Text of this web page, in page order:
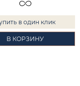
в один клик
В КОРЗИНУ